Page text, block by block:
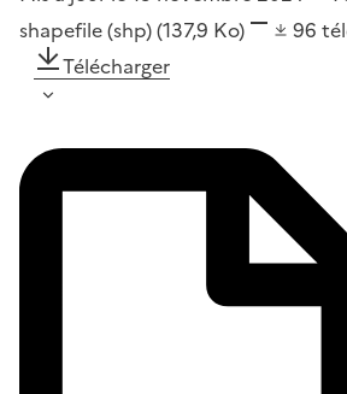
shapefile (shp)(137,9 Ko) 96
Télécharger